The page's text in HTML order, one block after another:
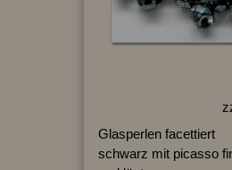
Glasperlen facettiert
schwarz mit picasso